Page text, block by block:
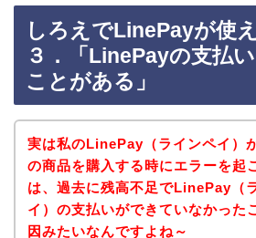
しろえでLinePayが使
３．「LinePayの支払
ことがある」
実は私のLinePay（ラインペイ）
の商品を購入する時にエラーを起
は、過去に残高不足でLinePay（
イ）の支払いができていなかった
因みたいなんですよね～